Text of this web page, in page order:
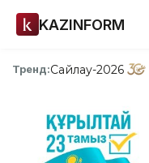
KAZINFORM
Тренд:Сайлау-2026